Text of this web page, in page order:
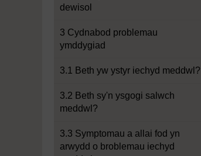
dewisol
3 Cydnabod problemau
ymddygiad
3.1 Beth yw ystyr iechyd meddwl?
3.2 Beth sy'n ysgogi salwch
meddwl?
3.3 Symptomau a allai fod yn
arwydd o broblemau iechyd